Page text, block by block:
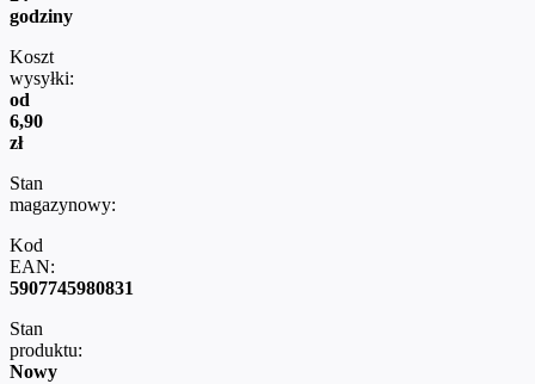
godziny
Koszt
wysyłki:
od
6,90
zł
Stan
magazynowy:
Kod
EAN:
5907745980831
Stan
produktu:
Nowy